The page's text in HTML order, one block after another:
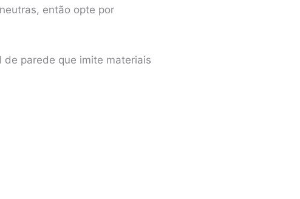
então opte por
de parede que imite materiais